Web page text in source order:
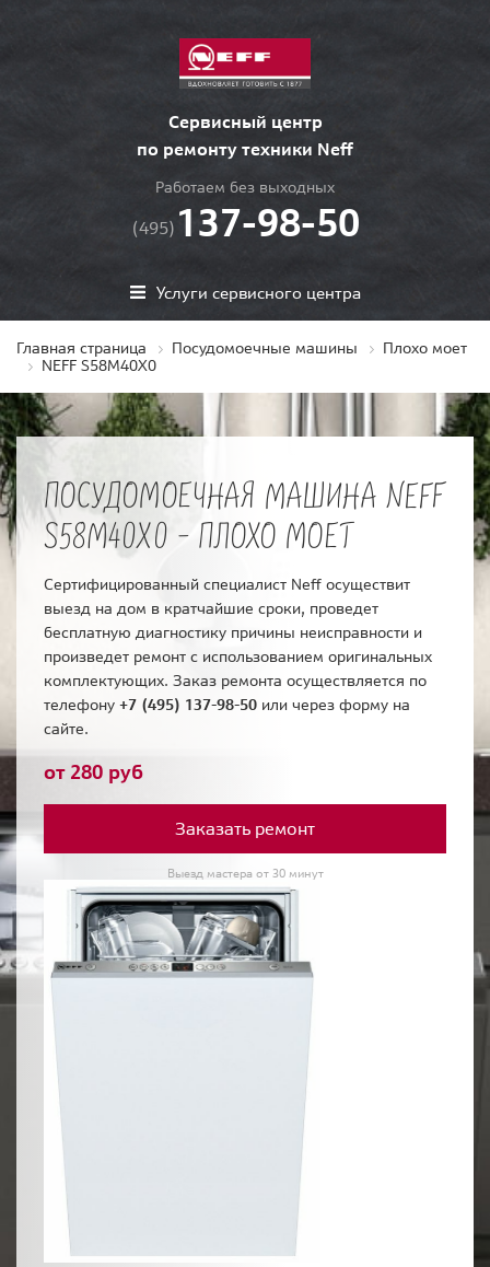
Сервисный центр
по ремонту техники Neff
Работаем без выходных
(495) 137-98-50
Услуги сервисного центра
Главная страница Посудомоечные машины
Плохо моет
NEFF S58M40X0
ПОСУДОМОЕЧНАЯ МАШИНА NEFF
S58M40X0 - ПЛОХО МОЕТ
Сертифицированный специалист Neff осуществит
выезд на дом в кратчайшие сроки, проведет
бесплатную диагностику причины неисправности и
произведет ремонт с использованием оригинальных
комплектующих. Заказ ремонта осуществляется по
телефону +7 (495) 137-98-50 или через форму на
сайте.
от 280 руб
Заказать ремонт
Выезд мастера от 30 минут